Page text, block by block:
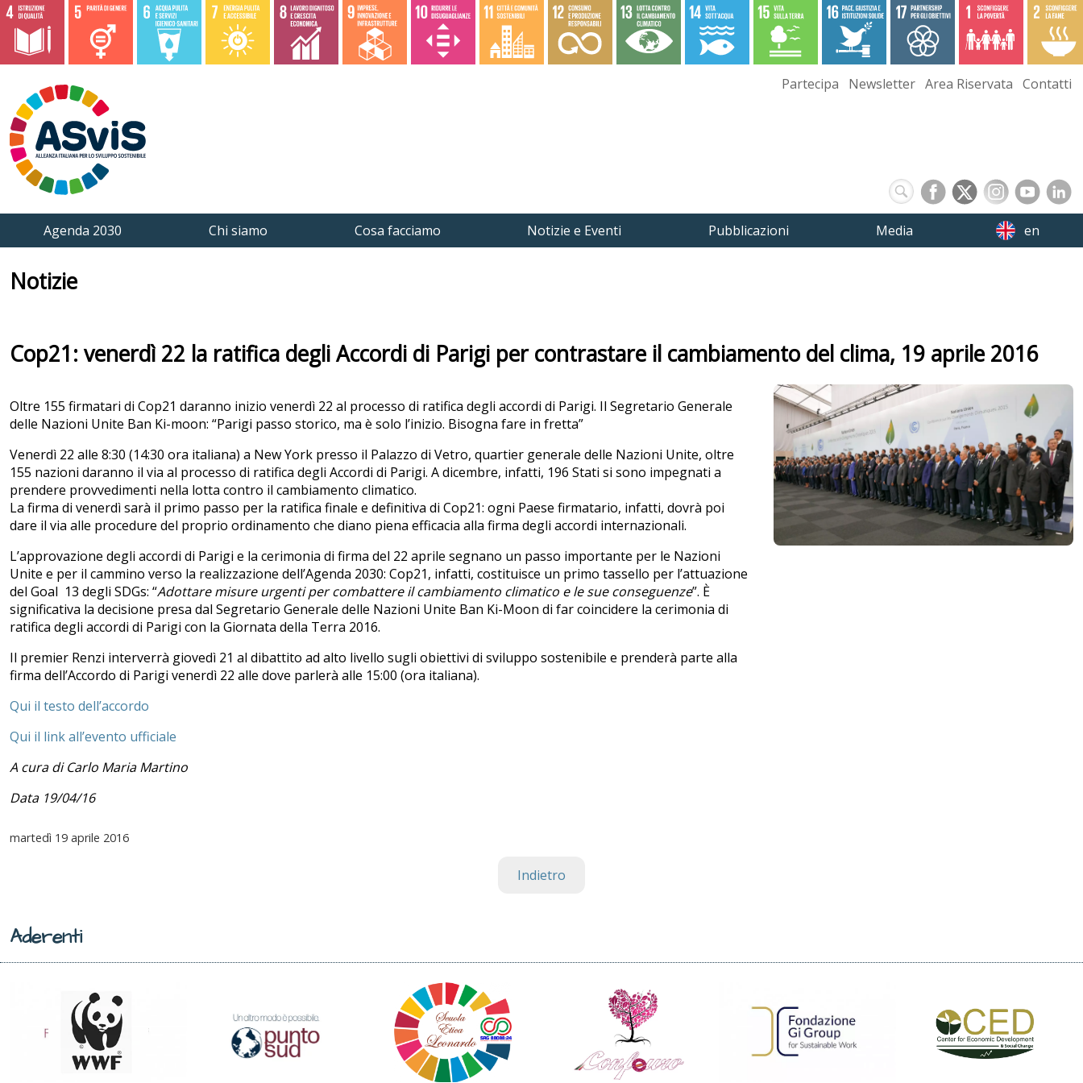
Partecipa Newsletter Area Riservata Contatti
Agenda 2030 Chi siamo Cosa facciamo Notizie e Eventi Pubblicazioni Media en
Notizie
Cop21: venerdì 22 la ratifica degli Accordi di Parigi per contrastare il cambiamento del clima, 19 aprile 2016
Oltre 155 firmatari di Cop21 daranno inizio venerdì 22 al processo di ratifica degli accordi di Parigi. Il Segretario Generale
delle Nazioni Unite Ban Ki-moon: “Parigi passo storico, ma è solo l’inizio. Bisogna fare in fretta”
Venerdì 22 alle 8:30 (14:30 ora italiana) a New York presso il Palazzo di Vetro, quartier generale delle Nazioni Unite, oltre
155 nazioni daranno il via al processo di ratifica degli Accordi di Parigi. A dicembre, infatti, 196 Stati si sono impegnati a
prendere provvedimenti nella lotta contro il cambiamento climatico.
La firma di venerdì sarà il primo passo per la ratifica finale e definitiva di Cop21: ogni Paese firmatario, infatti, dovrà poi
dare il via alle procedure del proprio ordinamento che diano piena efficacia alla firma degli accordi internazionali.
L’approvazione degli accordi di Parigi e la cerimonia di firma del 22 aprile segnano un passo importante per le Nazioni
Unite e per il cammino verso la realizzazione dell’Agenda 2030: Cop21, infatti, costituisce un primo tassello per l’attuazione
del Goal 13 degli SDGs: “Adottare misure urgenti per combattere il cambiamento climatico e le sue conseguenze”. È
significativa la decisione presa dal Segretario Generale delle Nazioni Unite Ban Ki-Moon di far coincidere la cerimonia di
ratifica degli accordi di Parigi con la Giornata della Terra 2016.
Il premier Renzi interverrà giovedì 21 al dibattito ad alto livello sugli obiettivi di sviluppo sostenibile e prenderà parte alla
firma dell’Accordo di Parigi venerdì 22 alle dove parlerà alle 15:00 (ora italiana).
Qui il testo dell’accordo
Qui il link all’evento ufficiale
A cura di Carlo Maria Martino
Data 19/04/16
martedì 19 aprile 2016
Indietro
Aderenti